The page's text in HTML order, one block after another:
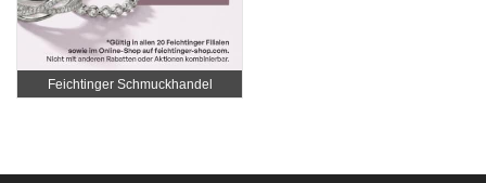
Feichtinger Schmuckhandel
Zentrale